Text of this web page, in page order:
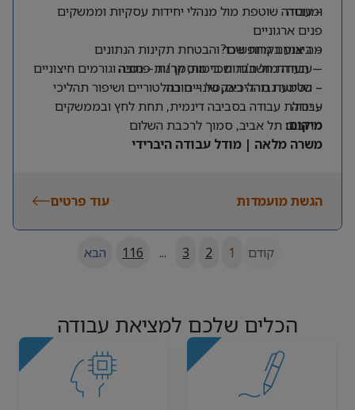
ומנוסה
– עבודה שוטפת מול מנהלי יחידות עסקיות וממשקים
פנים ארגוניים
– ביצוע בקרות שכר והבטחת תקינות הנתונים
– עבודה מול חברות ביטוח, קרנות פנסיה וגורמים חיצוניים
– הטמעת תהליכים, שינויים רגולטוריים ושיפור תהליכי
עבודה
מה אנחנו מחפשים?
– תעודת חשב/ת שכר מוסמך/ת – חובה
– שליטה גבוהה באקסל – חובה
– יכולת עבודה בסביבה דינמית, תחת לחץ ובממשקים
מרובים
מיקום: תל אביב, סמוך לרכבת השלום
משרה מלאה | מודל עבודה היברידי
הגשת מועמדות עוד פרטים
קודם 1
2
3
...
116 הבא
הכלים שלכם למציאת עבודה